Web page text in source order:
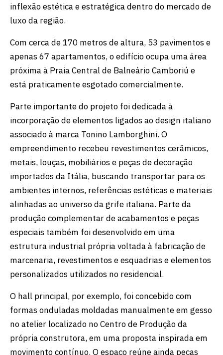
inflexão estética e estratégica dentro do mercado de
luxo da região.
Com cerca de 170 metros de altura, 53 pavimentos e
apenas 67 apartamentos, o edifício ocupa uma área
próxima à Praia Central de Balneário Camboriú e
está praticamente esgotado comercialmente.
Parte importante do projeto foi dedicada à
incorporação de elementos ligados ao design italiano
associado à marca Tonino Lamborghini. O
empreendimento recebeu revestimentos cerâmicos,
metais, louças, mobiliários e peças de decoração
importados da Itália, buscando transportar para os
ambientes internos, referências estéticas e materiais
alinhadas ao universo da grife italiana. Parte da
produção complementar de acabamentos e peças
especiais também foi desenvolvido em uma
estrutura industrial própria voltada à fabricação de
marcenaria, revestimentos e esquadrias e elementos
personalizados utilizados no residencial.
O hall principal, por exemplo, foi concebido com
formas onduladas moldadas manualmente em gesso
no atelier localizado no Centro de Produção da
própria construtora, em uma proposta inspirada em
movimento contínuo. O espaço reúne ainda peças